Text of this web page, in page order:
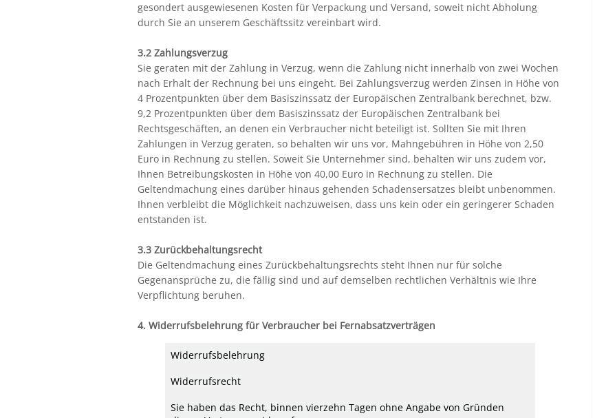
gesondert ausgewiesenen Kosten für Verpackung und Versand, soweit nicht Abholung
durch Sie an unserem Geschäftssitz vereinbart wird.
3.2 Zahlungsverzug
Sie geraten mit der Zahlung in Verzug, wenn die Zahlung nicht innerhalb von zwei Wochen
nach Erhalt der Rechnung bei uns eingeht. Bei Zahlungsverzug werden Zinsen in Höhe von
4 Prozentpunkten über dem Basiszinssatz der Europäischen Zentralbank berechnet, bzw.
9,2 Prozentpunkten über dem Basiszinssatz der Europäischen Zentralbank bei
Rechtsgeschäften, an denen ein Verbraucher nicht beteiligt ist. Sollten Sie mit Ihren
Zahlungen in Verzug geraten, so behalten wir uns vor, Mahngebühren in Höhe von 2,50
Euro in Rechnung zu stellen. Soweit Sie Unternehmer sind, behalten wir uns zudem vor,
Ihnen Betreibungskosten in Höhe von 40,00 Euro in Rechnung zu stellen. Die
Geltendmachung eines darüber hinaus gehenden Schadensersatzes bleibt unbenommen.
Ihnen verbleibt die Möglichkeit nachzuweisen, dass uns kein oder ein geringerer Schaden
entstanden ist.
3.3 Zurückbehaltungsrecht
Die Geltendmachung eines Zurückbehaltungsrechts steht Ihnen nur für solche
Gegenansprüche zu, die fällig sind und auf demselben rechtlichen Verhältnis wie Ihre
Verpflichtung beruhen.
4. Widerrufsbelehrung für Verbraucher bei Fernabsatzverträgen
Widerrufsbelehrung
Widerrufsrecht
Sie haben das Recht, binnen vierzehn Tagen ohne Angabe von Gründen